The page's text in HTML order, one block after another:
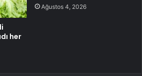
her
Ağustos 4, 2026